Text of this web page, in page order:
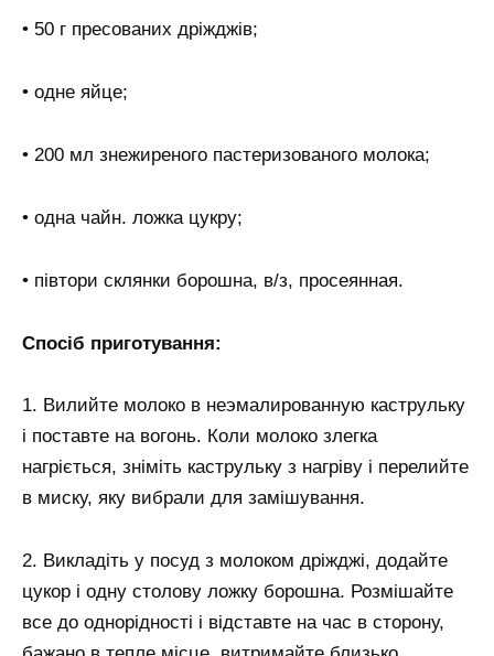
• 50 г пресованих дріжджів;
• одне яйце;
• 200 мл знежиреного пастеризованого молока;
• одна чайн. ложка цукру;
• півтори склянки борошна, в/з, просеянная.
Спосіб приготування:
1. Вилийте молоко в неэмалированную каструльку
і поставте на вогонь. Коли молоко злегка
нагріється, зніміть каструльку з нагріву і перелийте
в миску, яку вибрали для замішування.
2. Викладіть у посуд з молоком дріжджі, додайте
цукор і одну столову ложку борошна. Розмішайте
все до однорідності і відставте на час в сторону,